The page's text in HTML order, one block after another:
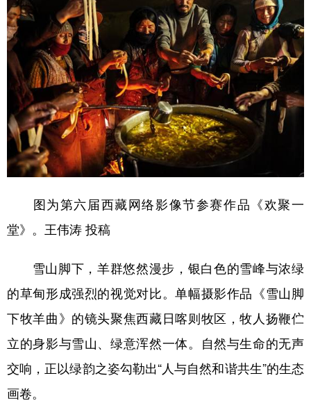
图为第六届西藏网络影像节参赛作品《欢聚一
堂》。王伟涛 投稿
雪山脚下，羊群悠然漫步，银白色的雪峰与浓绿
的草甸形成强烈的视觉对比。单幅摄影作品《雪山脚
下牧羊曲》的镜头聚焦西藏日喀则牧区，牧人扬鞭伫
立的身影与雪山、绿意浑然一体。自然与生命的无声
交响，正以绿韵之姿勾勒出“人与自然和谐共生”的生态
画卷。